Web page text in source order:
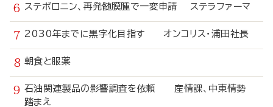
ステボロニン、再発髄膜腫で一変申請 ステラファーマ
2030年までに黒字化目指す オンコリス・浦田社長
朝食と服薬
石油関連製品の影響調査を依頼 産情課、中東情勢
踏まえ